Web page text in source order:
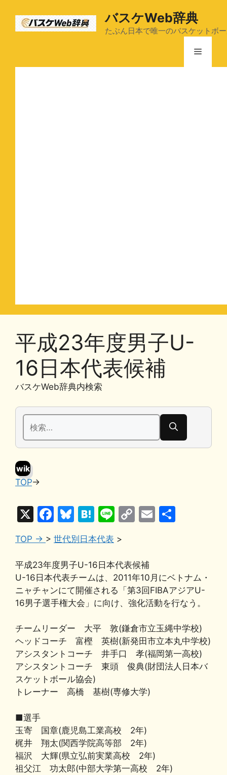
バスケWeb辞典
たぶん日本で唯一のバスケットボ
メ
平成23年度男子U-
16日本代表候補
バスケWeb辞典内検索
検
索:
wik
i
TOP→
X
F
a
c
e
b
o
o
k
Bl
u
e
s
k
y
H
at
e
n
a
Li
e
C
y
Li
n
k
E
TOP → > 世代別日本代表 >
平成23年度男子U-16日本代表候補
U-16日本代表チームは、2011年10月にベトナム・
ニャチャンにて開催される「第3回FIBAアジアU-
16男子選手権大会」に向け、強化活動を行なう。
チームリーダー 大平 敦(鎌倉市立玉縄中学校)
ヘッドコーチ 富樫 英樹(新発田市立本丸中学校)
アシスタントコーチ 井手口 孝(福岡第一高校)
アシスタントコーチ 東頭 俊典(財団法人日本バ
スケットボール協会)
トレーナー 高橋 基樹(専修大学)
■選手
玉寄 国章(鹿児島工業高校 2年)
梶井 翔太(関西学院高等部 2年)
福沢 大輝(県立弘前実業高校 2年)
祖父江 功太郎(中部大学第一高校 2年)